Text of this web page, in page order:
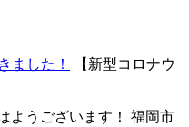
ました！
【新型コロナウ
ようございます！ 福岡市